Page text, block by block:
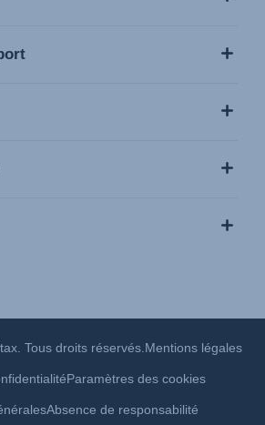
Tous droits réservés. Mentions légales
Paramètres des cookies
Absence de responsabilité